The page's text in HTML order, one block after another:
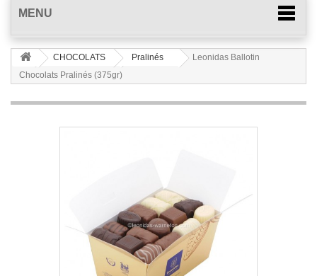
MENU
CHOCOLATS Pralinés
Leonidas Ballotin
Chocolats Pralinés (375gr)